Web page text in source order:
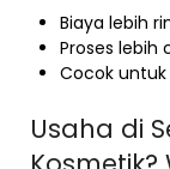
Biaya lebih
Proses lebih
Cocok
Usaha di